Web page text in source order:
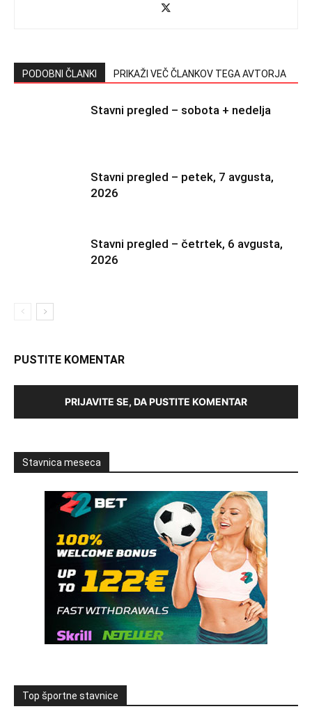
PODOBNI ČLANKI PRIKAŽI VEČ ČLANKOV TEGA AVTORJA
Stavni pregled – sobota + nedelja
Stavni pregled – petek, 7 avgusta,
2026
Stavni pregled – četrtek, 6 avgusta,
2026
PUSTITE KOMENTAR
PRIJAVITE SE, DA PUSTITE KOMENTAR
Stavnica meseca
Top športne stavnice